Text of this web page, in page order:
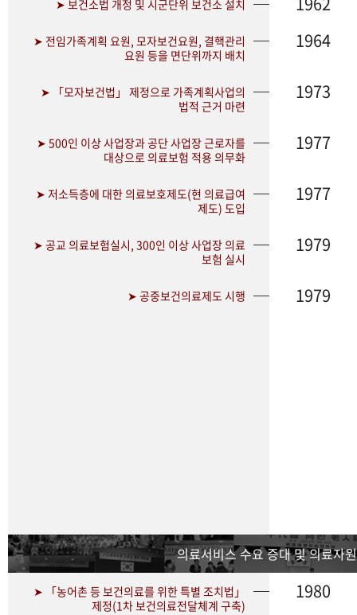
➤ 보건소법 개정 및 시군단위 보건소 설치
➤ 전임가족계획 요원, 모자보건요원, 결핵관리
요원 등을 면단위까지 배치
1964
➤ 「모자보건법」 제정으로 가족계획사업의
법적 근거 마련
1973
➤ 500인 이상 사업장과 공단 사업장 근로자를
대상으로 의료보험 적용 의무화
1977
➤ 저소득층에 대한 의료보호제도(현 의료급여
제도) 도입
1977
➤ 공교 의료보험실시, 300인 이상 사업장 의료
보험 실시
1979
➤ 공중보건의료제도 시행 1979
의료서비스 수요 증대 및 의료자
➤ 「농어촌 등 보건의료를 위한 특별 조치법」
제정(1차 보건의료전달체계 구축)
1980